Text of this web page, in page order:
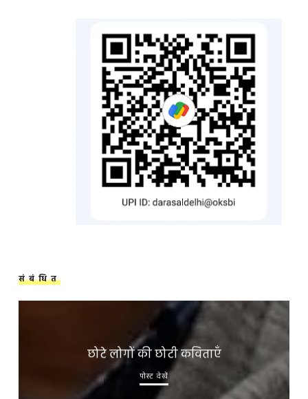
संबंधित
छोटे लोगों की छोटी कविताएँ
पोस्ट देखें